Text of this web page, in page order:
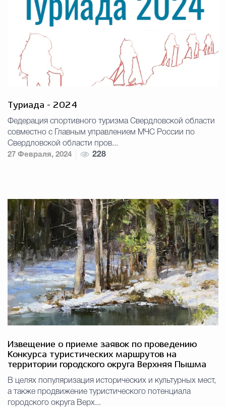
Туриада - 2024
Федерация спортивного туризма Свердловской области
совместно с Главным управлением МЧС России по
Свердловской области пров...
27 Февраля, 2024
228
Извещение о приеме заявок по проведению
Конкурса туристических маршрутов на
территории городского округа Верхняя Пышма
В целях популяризация исторических и культурных мест,
а также продвижение туристического потенциала
городского округа Верх...